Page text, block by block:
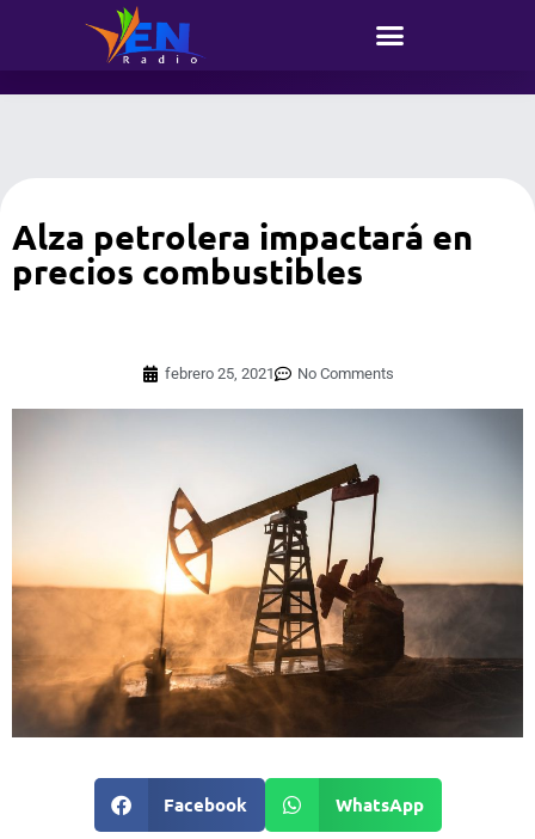
Alza petrolera impactará en
precios combustibles
febrero 25, 2021 No Comments
Facebook WhatsApp